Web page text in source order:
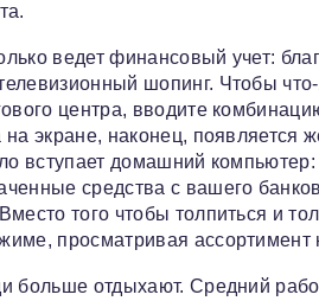
ведет финансовый учет:
шопинг. Чтобы
центра, вводите
на экране, наконец, появляется
вступает домашний
средства с вашего
того чтобы толпиться и
просматривая ассортимент
больше отдыхают. Средний